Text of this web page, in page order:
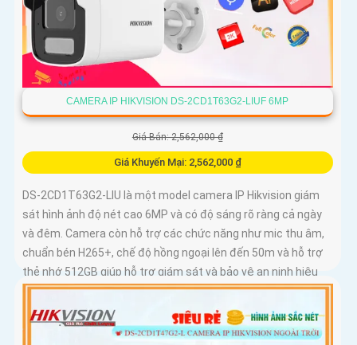
CAMERA IP HIKVISION DS-2CD1T63G2-LIUF 6MP
Giá Bán: 2,562,000 ₫
Giá Khuyến Mại: 2,562,000 ₫
DS-2CD1T63G2-LIU là một model camera IP Hikvision giám
sát hình ảnh độ nét cao 6MP và có độ sáng rõ ràng cả ngày
và đêm. Camera còn hỗ trợ các chức năng như mic thu âm,
chuẩn bén H265+, chế độ hồng ngoại lên đến 50m và hỗ trợ
thẻ nhớ 512GB giúp hỗ trợ giám sát và bảo vệ an ninh hiệu
quả